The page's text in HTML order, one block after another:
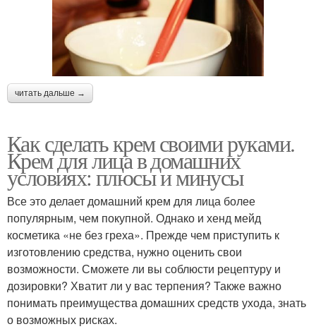
читать дальше →
Как сделать крем своими руками.
Крем для лица в домашних
условиях: плюсы и минусы
Все это делает домашний крем для лица более
популярным, чем покупной. Однако и хенд мейд
косметика «не без греха». Прежде чем приступить к
изготовлению средства, нужно оценить свои
возможности. Сможете ли вы соблюсти рецептуру и
дозировки? Хватит ли у вас терпения? Также важно
понимать преимущества домашних средств ухода, знать
о возможных рисках.